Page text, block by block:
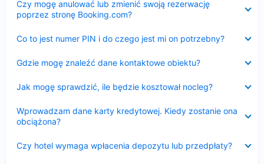
Czy mogę anulować lub zmienić swoją rezerwację
poprzez stronę Booking.com?
Co to jest numer PIN i do czego jest mi on potrzebny?
Gdzie mogę znaleźć dane kontaktowe obiektu?
Jak mogę sprawdzić, ile będzie kosztował nocleg?
Wprowadzam dane karty kredytowej. Kiedy zostanie ona
obciążona?
Czy hotel wymaga wpłacenia depozytu lub przedpłaty?